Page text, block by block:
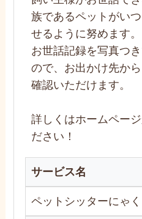
族であるペットがい
せるように努めます。
お世話記録を写真つ
ので、お出かけ先か
確認いただけます。
詳しくはホームペー
ださい！
サービス名
ペットシッターにゃ